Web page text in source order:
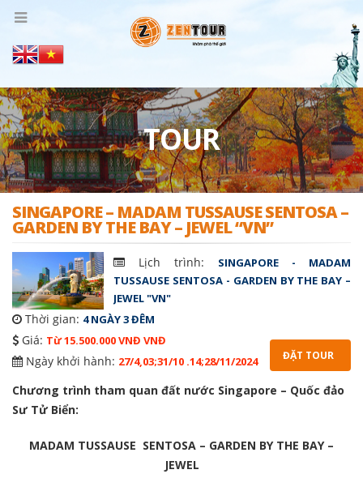
TOUR
SINGAPORE – MADAM TUSSAUSE SENTOSA –
GARDEN BY THE BAY – JEWEL “VN”
Lịch trình: SINGAPORE - MADAM
TUSSAUSE SENTOSA - GARDEN BY THE BAY –
JEWEL "VN"
Thời gian: 4 NGÀY 3 ĐÊM
Giá: Từ 15.500.000 VNĐ VNĐ
Ngày khởi hành: 27/4,03;31/10 .14;28/11/2024 ĐẶT TOUR
Chương trình tham quan đất nước Singapore – Quốc đảo
Sư Tử Biển:
MADAM TUSSAUSE SENTOSA – GARDEN BY THE BAY –
JEWEL